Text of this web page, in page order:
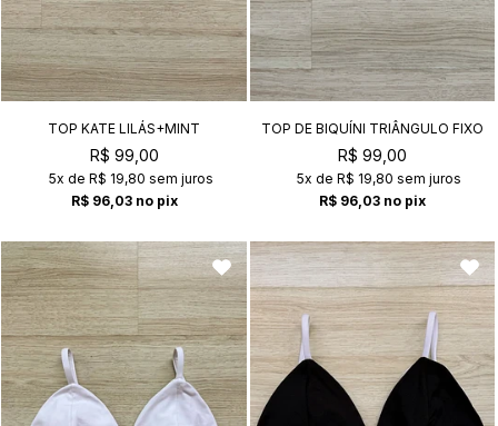
TOP KATE LILÁS+MINT
R$ 99,00
5x de R$ 19,80 sem juros
R$ 96,03 no pix
TOP DE BIQUÍNI TRIÂNGULO FIXO
KATE OFF-WHITE
R$ 99,00
5x deR$ 19,80 sem juros
R$ 96,03 no pix